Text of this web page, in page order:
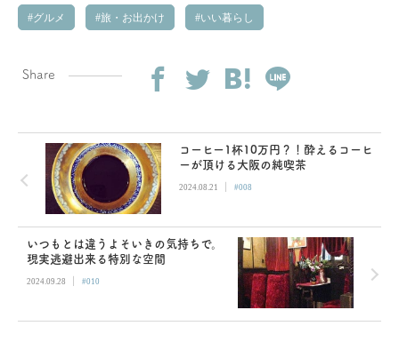
グルメ 旅・お出かけ いい暮らし
Share
コーヒー1杯10万円？！酔えるコーヒ
ーが頂ける大阪の純喫茶
2024.08.21 | #008
いつもとは違うよそいきの気持ちで。
現実逃避出来る特別な空間
2024.09.28 | #010